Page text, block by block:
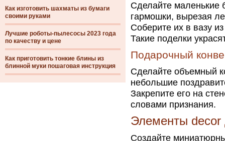
Как изготовить шахматы из бумаги
своими руками
Лучшие роботы-пылесосы 2023 года
по качеству и цене
Как приготовить тонкие блины из
блинной муки пошаговая инструкция
Сделайте маленькие
гармошки, вырезая
Соберите их в вазу
Такие поделки
Подарочный
Сделайте объемный
небольшие
Закрепите его на
словами признания.
Элементы decor
Создайте